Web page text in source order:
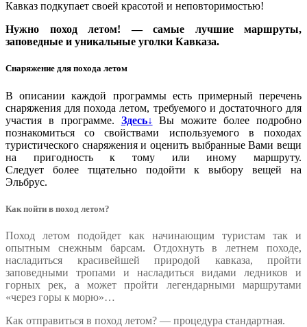
Кавказ подкупает своей красотой и неповторимостью!
Нужно поход летом! — самые лучшие маршруты,
заповедные и уникальные уголки Кавказа.
Снаряжение для похода летом
В описании каждой программы есть примерный перечень
снаряжения для похода летом, требуемого и достаточного для
участия в программе. Здесь↓ Вы можите более подробно
познакомиться со свойствами используемого в походах
туристического снаряжения и оценить выбранные Вами вещи
на пригодность к тому или иному маршруту.
Следует более тщательно подойти к выбору вещей на
Эльбрус.
Как пойти в поход летом?
Поход летом подойдет как начинающим туристам так и
опытным снежным барсам. Отдохнуть в летнем походе,
насладиться красивейшей природой кавказа, пройти
заповедными тропами и насладиться видами ледников и
горных рек, а может пройти легендарными маршрутами
«через горы к морю»…
Как отправиться в поход летом? — процедура стандартная.